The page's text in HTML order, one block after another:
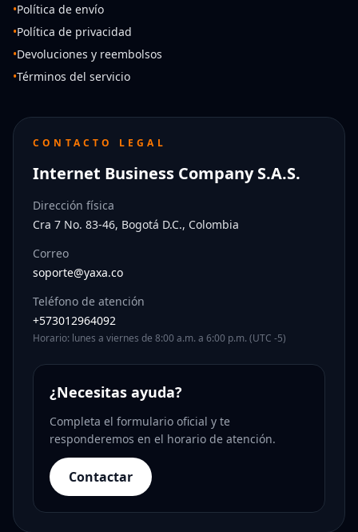
•Política de envío
•Política de privacidad
•Devoluciones y reembolsos
•Términos del servicio
CONTACTO LEGAL
Internet Business Company S.A.S.
Dirección física
Cra 7 No. 83-46, Bogotá D.C., Colombia
Correo
soporte@yaxa.co
Teléfono de atención
+573012964092
Horario: lunes a viernes de 8:00 a.m. a 6:00 p.m. (UTC -5)
¿Necesitas ayuda?
Completa el formulario oficial y te
responderemos en el horario de atención.
Contactar